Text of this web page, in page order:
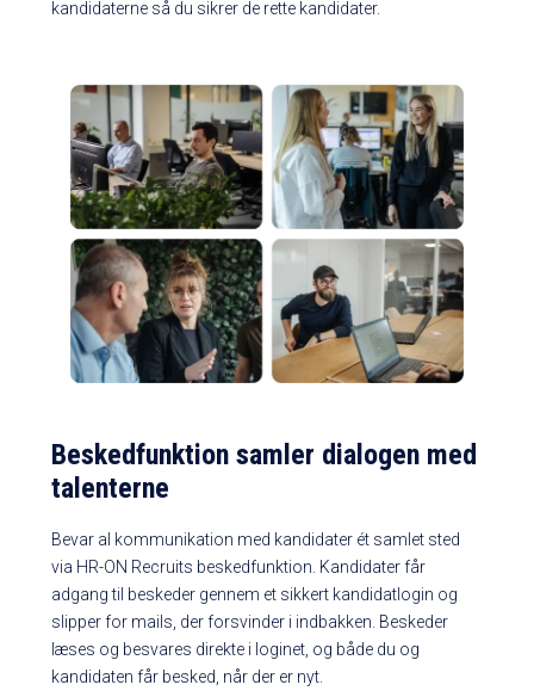
kandidaterne så du sikrer de rette kandidater.
Beskedfunktion samler dialogen med
talenterne
Bevar al kommunikation med kandidater ét samlet sted
via HR-ON Recruits beskedfunktion. Kandidater får
adgang til beskeder gennem et sikkert kandidatlogin og
slipper for mails, der forsvinder i indbakken. Beskeder
læses og besvares direkte i loginet, og både du og
kandidaten får besked, når der er nyt.